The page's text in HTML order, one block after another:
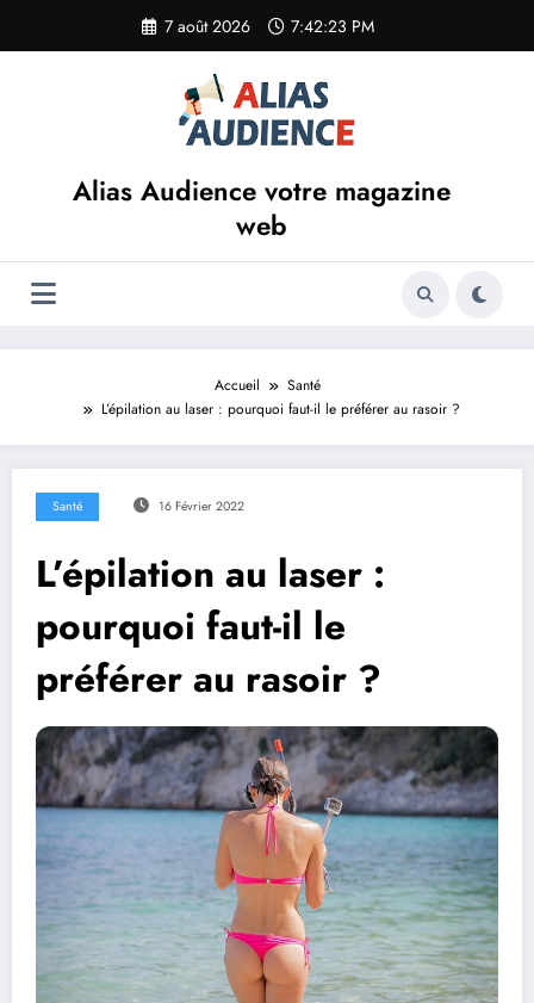
contenu
7 août 2026 7:42:23 PM
Alias Audience votre magazine
web
Accueil
Santé
L’épilation au laser : pourquoi faut-il le préférer au rasoir ?
Santé 16 Février 2022
L’épilation au laser :
pourquoi faut-il le
préférer au rasoir ?